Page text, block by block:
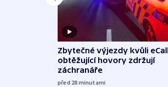
Zbytečné výjezdy kvůli
obtěžující hovory zdržují
záchranáře
před 28 minutami